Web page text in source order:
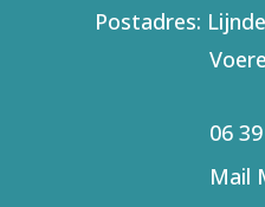
Postadres:
06
Mail